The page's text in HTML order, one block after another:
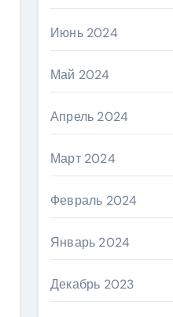
Июнь 2024
Май 2024
Апрель 2024
Март 2024
Февраль 2024
Январь 2024
Декабрь 2023